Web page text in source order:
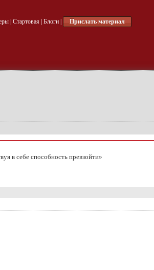
| Стартовая| Блоги| Прислать материал
в себе способность превзойти»